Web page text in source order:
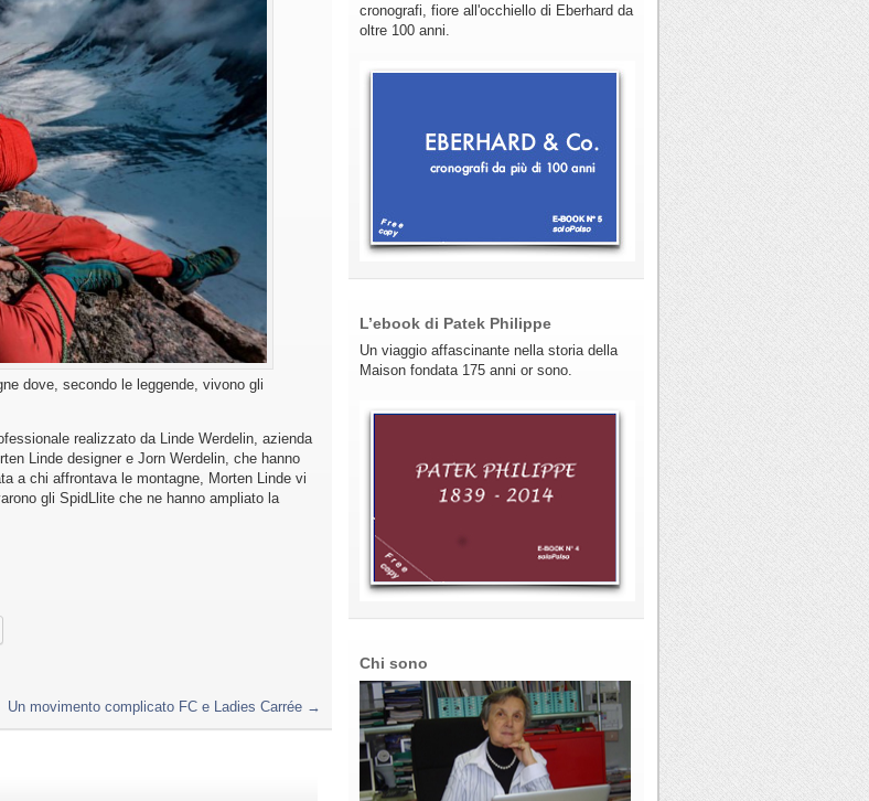
dove, secondo le leggende, vivono gli
realizzato da Linde Werdelin, azienda
Linde designer e Jorn Werdelin, che hanno
a chi affrontava le montagne, Morten Linde vi
gli SpidLlite che ne hanno ampliato la
Un movimento complicato FC e Ladies Carrée →
cronografi, fiore all'occhiello di Eberhard da
oltre 100 anni.
L’ebook di Patek Philippe
Un viaggio affascinante nella storia della
Maison fondata 175 anni or sono.
Chi sono